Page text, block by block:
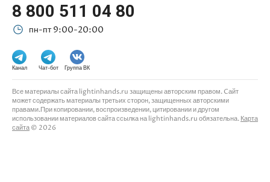
8 800 511 04 80
пн-пт 9:00-20:00
Канал Чат-бот Группа ВК
Все материалы сайта lightinhands.ru защищены авторским правом. Cайт
может содержать материалы третьих сторон, защищенных авторскими
правами.При копировании, воспроизведении, цитировании и другом
использовании материалов сайта ссылка на lightinhands.ru обязательна. Карта
сайта © 2026